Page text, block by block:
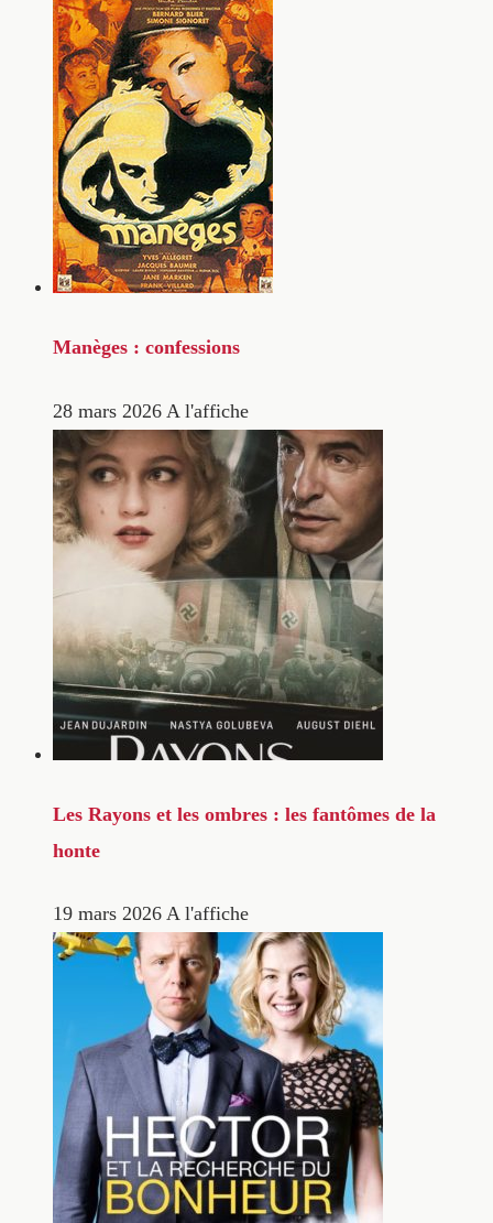
Manèges : confessions
28 mars 2026 A l'affiche
Les Rayons et les ombres : les fantômes de la
honte
19 mars 2026 A l'affiche